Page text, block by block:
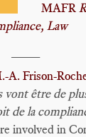
MAFR
Law
A. Frison-
vont être de
de la
involved in